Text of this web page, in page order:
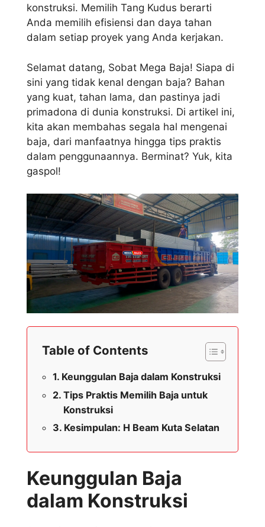
konstruksi. Memilih Tang Kudus berarti
Anda memilih efisiensi dan daya tahan
dalam setiap proyek yang Anda kerjakan.
Selamat datang, Sobat Mega Baja! Siapa di
sini yang tidak kenal dengan baja? Bahan
yang kuat, tahan lama, dan pastinya jadi
primadona di dunia konstruksi. Di artikel ini,
kita akan membahas segala hal mengenai
baja, dari manfaatnya hingga tips praktis
dalam penggunaannya. Berminat? Yuk, kita
gaspol!
Table of Contents
Keunggulan Baja dalam Konstruksi
Tips Praktis Memilih Baja untuk
Konstruksi
Kesimpulan: H Beam Kuta Selatan
Keunggulan Baja
dalam Konstruksi